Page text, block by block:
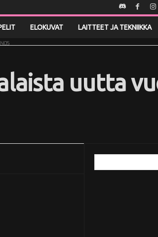
ELOKUVAT LAITTEET JA TEKNIIKKA
uutta